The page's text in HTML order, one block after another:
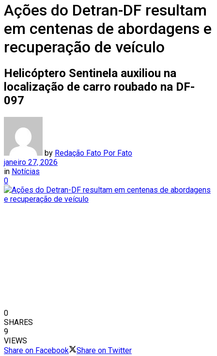
Ações do Detran-DF resultam
em centenas de abordagens e
recuperação de veículo
Helicóptero Sentinela auxiliou na
localização de carro roubado na DF-
097
by Redação Fato Por Fato
janeiro 27, 2026
in Notícias
0
0
SHARES
9
VIEWS
Share on Facebook
Share on Twitter